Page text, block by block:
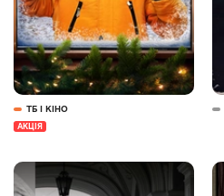
ТБ І КІНО
АКЦІЯ